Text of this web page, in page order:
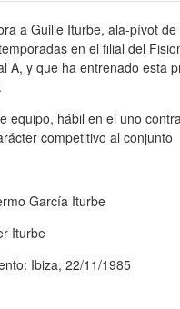
a Guille Iturbe, ala-pívot
en el filial del
A, y que ha entrenado esta
equipo, hábil en el uno
competitivo al conjunto
García Iturbe
Iturbe
Ibiza, 22/11/1985